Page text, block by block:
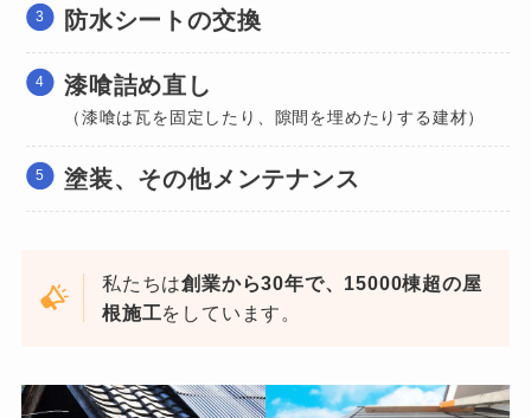
防水シートの交換
漆喰詰め直し
（漆喰は瓦を固定したり、隙間を埋めたりする建材）
塗装、その他メンテナンス
私たちは創業から30年で、15000棟超の屋
根施工をしています。